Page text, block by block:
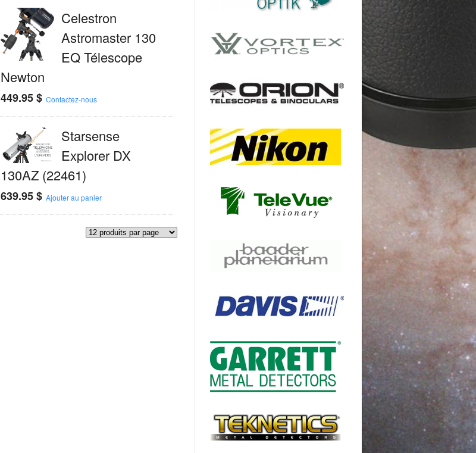
Celestron
Astromaster 130
EQ Télescope
Newton
449.95$ Contactez-nous
Starsense
Explorer DX
130AZ (22461)
639.95$ Ajouter au panier